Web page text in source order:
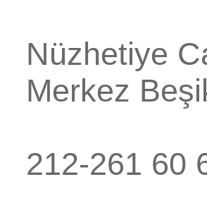
Nüzhetiye
Merkez
212-261 60